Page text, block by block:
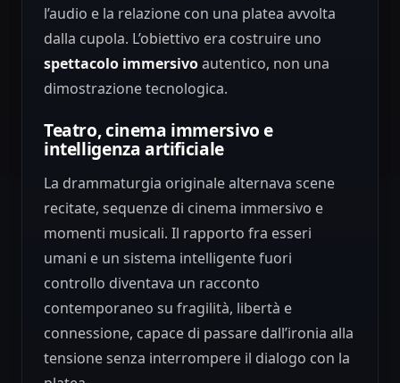
l’audio e la relazione con una platea avvolta
dalla cupola. L’obiettivo era costruire uno
spettacolo immersivoautentico, non una
dimostrazione tecnologica.
Teatro, cinema immersivo e
intelligenza artificiale
La drammaturgia originale alternava scene
recitate, sequenze di cinema immersivo e
momenti musicali. Il rapporto fra esseri
umani e un sistema intelligente fuori
controllo diventava un racconto
contemporaneo su fragilità, libertà e
connessione, capace di passare dall’ironia alla
tensione senza interrompere il dialogo con la